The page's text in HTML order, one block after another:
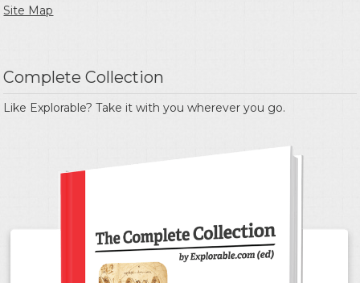
Site Map
Complete Collection
Like Explorable? Take it with you wherever you go.